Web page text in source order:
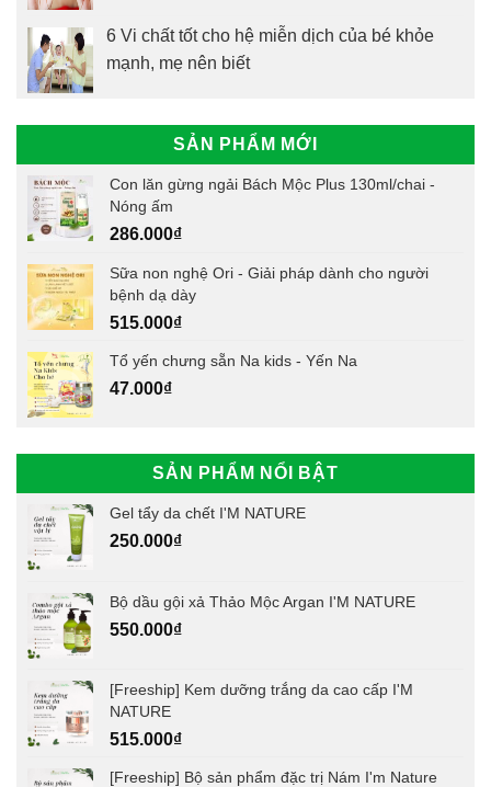
6 Vi chất tốt cho hệ miễn dịch của bé khỏe
mạnh, mẹ nên biết
SẢN PHẨM MỚI
Con lăn gừng ngải Bách Mộc Plus 130ml/chai -
Nóng ấm
286.000₫
Sữa non nghệ Ori - Giải pháp dành cho người
bệnh dạ dày
515.000₫
Tổ yến chưng sẵn Na kids - Yến Na
47.000₫
SẢN PHẨM NỔI BẬT
Gel tẩy da chết I'M NATURE
250.000₫
Bộ dầu gội xả Thảo Mộc Argan I'M NATURE
550.000₫
[Freeship] Kem dưỡng trắng da cao cấp I'M
NATURE
515.000₫
[Freeship] Bộ sản phẩm đặc trị Nám I'm Nature